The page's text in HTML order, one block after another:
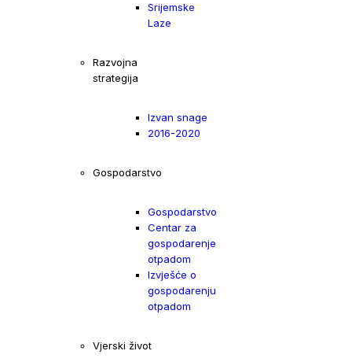
Srijemske
Laze
Razvojna
strategija
Izvan snage
2016-2020
Gospodarstvo
Gospodarstvo
Centar za
gospodarenje
otpadom
Izvješće o
gospodarenju
otpadom
Vjerski život